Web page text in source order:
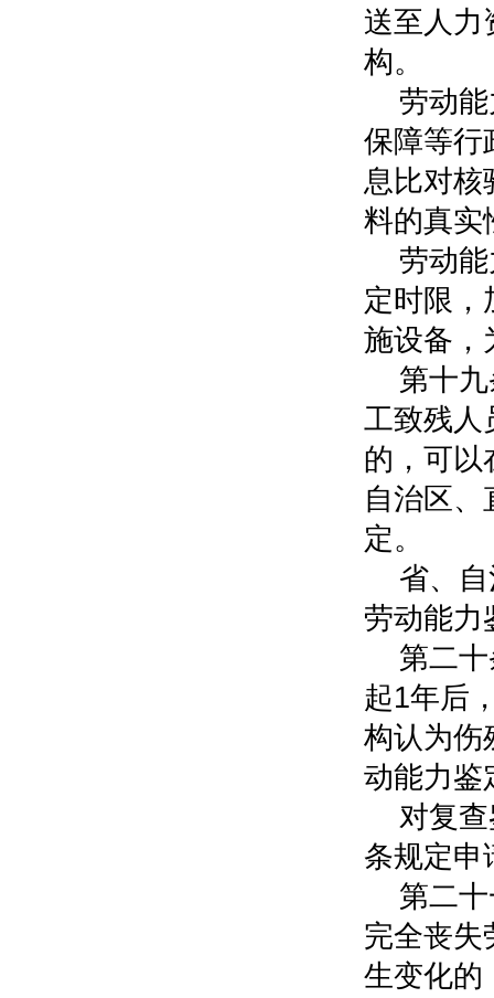
送至人力
构。
劳动
保障等行
息比对核
料的真实
劳动
定时限，
施设备，
第十
工致残人
的，可以
自治区
定。
省、
劳动能力
第二
起1年后
构认为伤
动能力鉴
对复
条规定申
第二
完全丧失
生变化的